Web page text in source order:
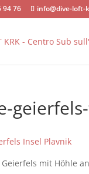
94 76 info@dive-loft-
mit Höhle